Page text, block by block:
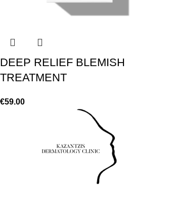
DEEP RELIEF BLEMISH
TREATMENT
€59.00